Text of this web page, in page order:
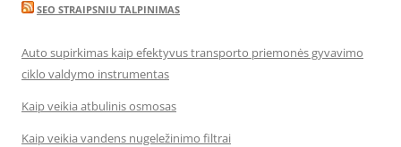
SEO STRAIPSNIU TALPINIMAS
Auto supirkimas kaip efektyvus transporto priemonės gyvavimo
ciklo valdymo instrumentas
Kaip veikia atbulinis osmosas
Kaip veikia vandens nugeležinimo filtrai